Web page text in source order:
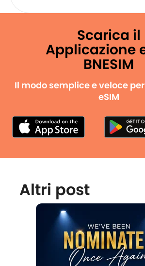
Scarica il
Applicazione
BNESIM
Il modo semplice e veloce
eSIM
Altri post